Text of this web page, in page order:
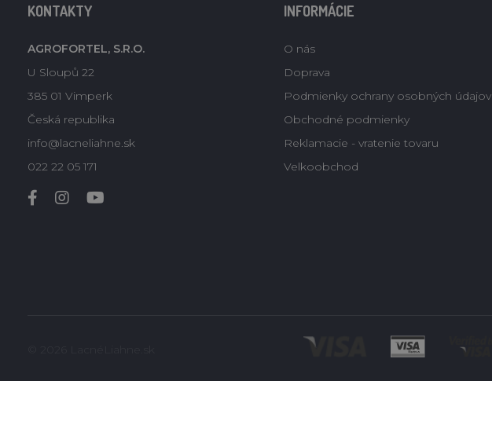
KONTAKTY
AGROFORTEL, S.R.O.
U Sloupů 22
385 01 Vimperk
Česká republika
info@lacneliahne.sk
022 22 05 171
INFORMÁCIE
O nás
Doprava
Podmienky ochrany osobných údajov
Obchodné podmienky
Reklamacie - vratenie tovaru
Velkoobchod